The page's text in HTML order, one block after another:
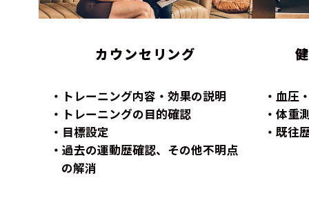
カウンセリング
トレーニング内容・効果の説明
トレーニングの目的確認
目標設定
過去の運動歴確認、その他不明点
の解消
血圧
体重
既往